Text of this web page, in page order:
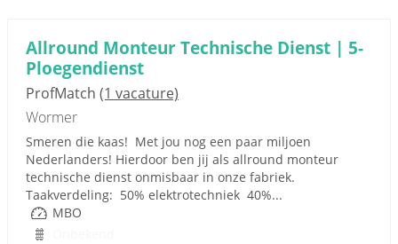
Allround Monteur Technische Dienst | 5-
Ploegendienst
ProfMatch (1 vacature)
Wormer
Smeren die kaas! Met jou nog een paar miljoen
Nederlanders! Hierdoor ben jij als allround monteur
technische dienst onmisbaar in onze fabriek.
Taakverdeling: 50% elektrotechniek 40%...
MBO